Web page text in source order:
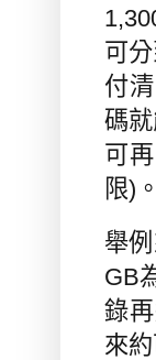
可分
付
碼
可
限) 。
舉
GB
錄
來